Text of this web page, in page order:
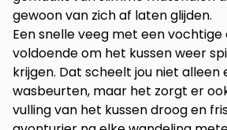
gewoon van zich af laten glijden.
Een snelle veeg met een vochtige
voldoende om het kussen weer
krijgen. Dat scheelt jou niet alleen
wasbeurten, maar het zorgt er
vulling van het kussen droog en